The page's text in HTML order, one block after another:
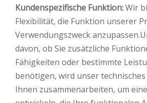
Kundenspezifische Funktion:Wir
Flexibilität, die Funktion unserer
Verwendungszweck
davon, ob Sie zusätzliche
Fähigkeiten oder bestimmte
benötigen, wird unser
Ihnen zusammenarbeiten, um